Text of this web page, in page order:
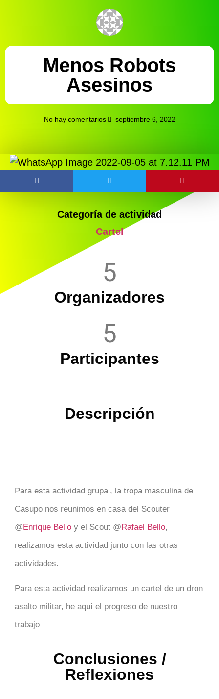
Menos Robots
Asesinos
No hay comentarios septiembre 6, 2022
Categoría de actividad
Cartel
5
Organizadores
5
Participantes
Descripción
Para esta actividad grupal, la tropa masculina de
Casupo nos reunimos en casa del Scouter
@Enrique Bello y el Scout @Rafael Bello,
realizamos esta actividad junto con las otras
actividades.
Para esta actividad realizamos un cartel de un dron
asalto militar, he aquí el progreso de nuestro
trabajo
Conclusiones /
Reflexiones